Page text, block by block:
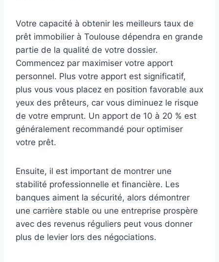
Votre capacité à obtenir les meilleurs taux de
prêt immobilier à Toulouse dépendra en grande
partie de la qualité de votre dossier.
Commencez par maximiser votre apport
personnel. Plus votre apport est significatif,
plus vous vous placez en position favorable aux
yeux des prêteurs, car vous diminuez le risque
de votre emprunt. Un apport de 10 à 20 % est
généralement recommandé pour optimiser
votre prêt.
Ensuite, il est important de montrer une
stabilité professionnelle et financière. Les
banques aiment la sécurité, alors démontrer
une carrière stable ou une entreprise prospère
avec des revenus réguliers peut vous donner
plus de levier lors des négociations.